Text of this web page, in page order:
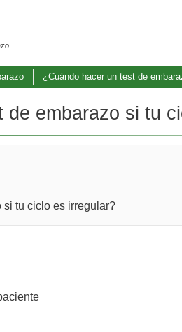
¿Cuándo hacer un test de
embarazo si tu
si tu ciclo es irregular?